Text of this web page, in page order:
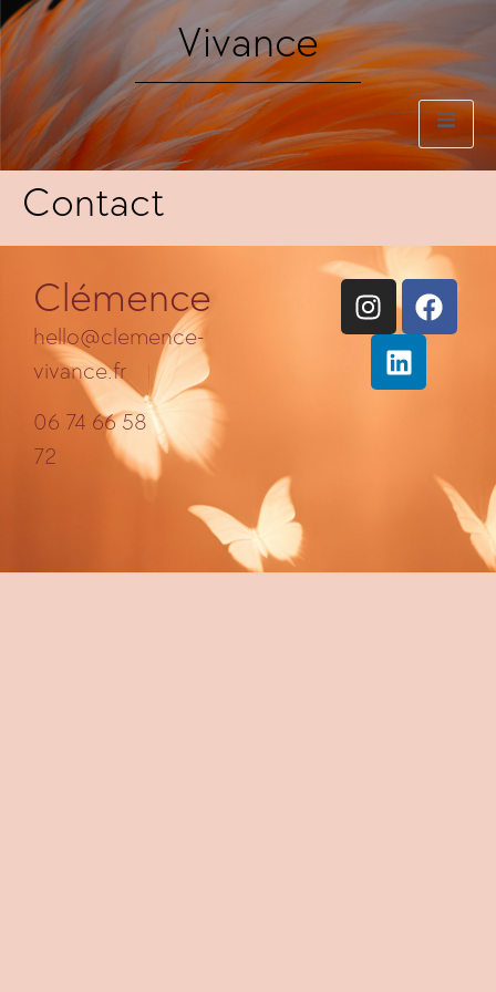
Vivance
Contact
Clémence
hello@clemence-
vivance.fr
06 74 66 58
72